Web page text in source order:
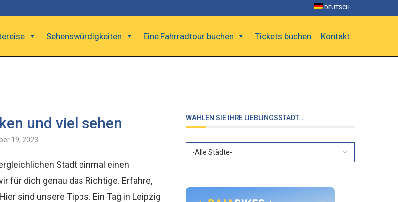
DEUTSCH
Sehenswürdigkeiten Eine Fahrradtour buchen Tickets buchen Kontakt
und viel sehen
19, 2023
Stadt einmal einen
für dich genau das Richtige. Erfahre,
sind unsere Tipps. Ein Tag in Leipzig
WÄHLEN SIE IHRE LIEBLINGSSTADT…